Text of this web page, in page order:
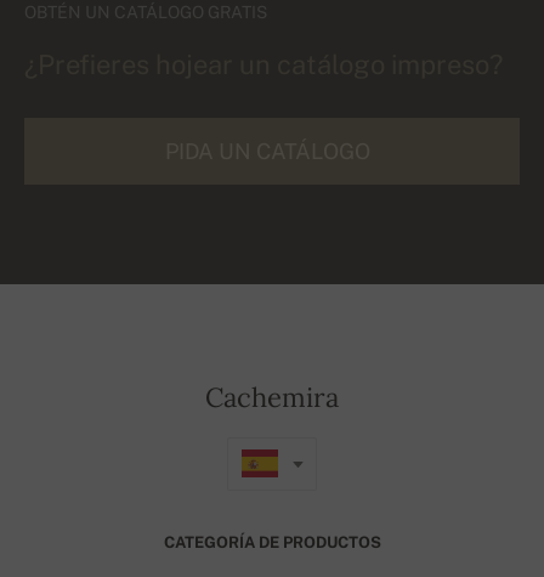
OBTÉN UN CATÁLOGO GRATIS
Cachemira
CATEGORÍA DE PRODUCTOS